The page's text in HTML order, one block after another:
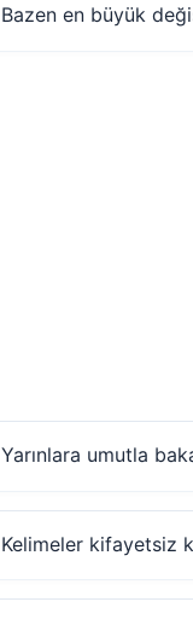
Bazen en büyük
Yarınlara umutla
Kelimeler kifayetsiz